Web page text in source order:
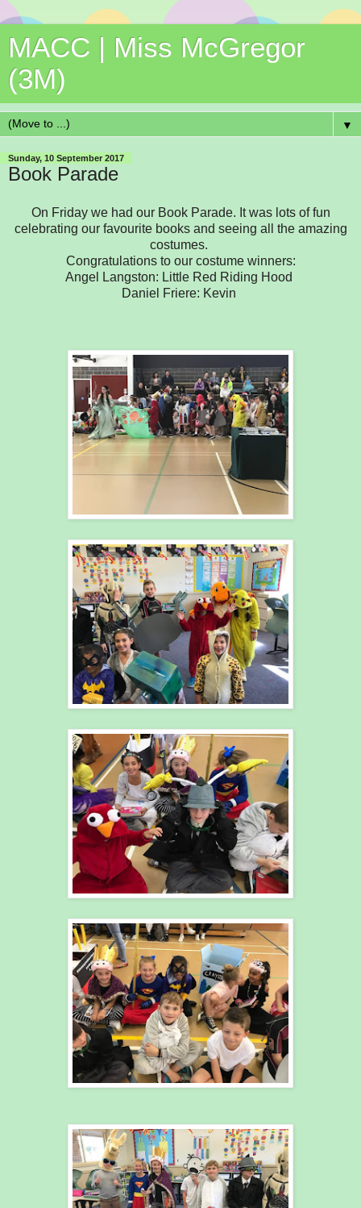
MACC | Miss McGregor
(3M)
▼
Sunday, 10 September 2017
Book Parade
On Friday we had our Book Parade. It was lots of fun
celebrating our favourite books and seeing all the amazing
costumes.
Congratulations to our costume winners:
Angel Langston: Little Red Riding Hood
Daniel Friere: Kevin